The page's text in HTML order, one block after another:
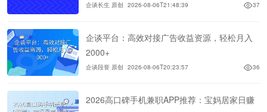
企谈长生 原创 2026-08-06T21:48:39 37
企谈平台：高效对接广告收益资源，轻松月入
2000+
企谈段誉 原创 2026-08-06T20:23:57 36
2026高口碑手机兼职APP推荐：宝妈居家日赚